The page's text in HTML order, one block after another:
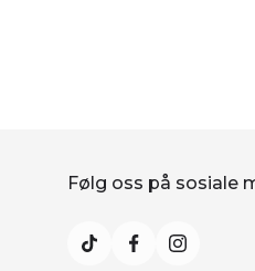
Følg oss på sosiale